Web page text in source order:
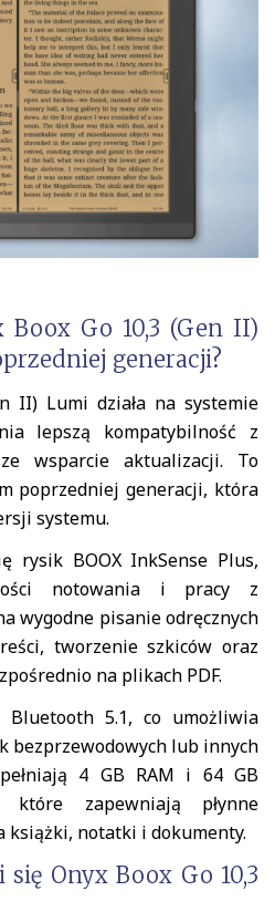
Boox Go 10,3 (Gen II)
generacji?
II) Lumi działa na systemie
lepszą kompatybilność z
wsparcie aktualizacji. To
poprzedniej generacji, która
systemu.
rysik BOOX InkSense Plus,
notowania i pracy z
wygodne pisanie odręcznych
tworzenie szkiców oraz
na plikach PDF.
5.1, co umożliwia
bezprzewodowych lub innych
4 GB RAM i 64 GB
które zapewniają płynne
książki, notatki i dokumenty.
Onyx Boox Go 10,3